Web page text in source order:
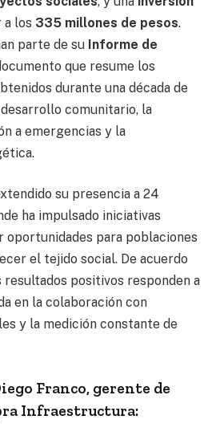
a los 335 millones de pesos.
parte de su Informe de
que resume los
durante una década de
comunitario, la
a emergencias y la
su presencia a 24
ha impulsado iniciativas
oportunidades para poblaciones
el tejido social. De acuerdo
resultados positivos responden a
en la colaboración con
y la medición constante de
Franco, gerente de
Infraestructura: